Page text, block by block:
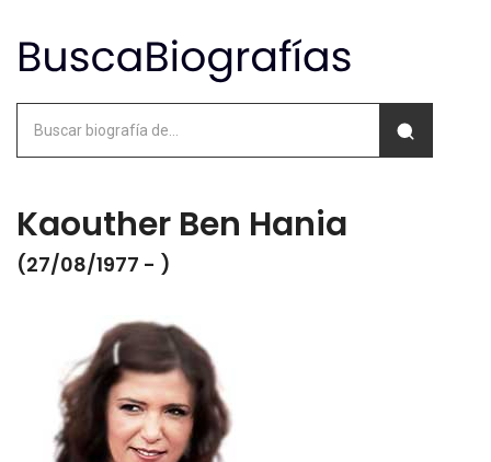
Kaouther Ben Hania
(27/08/1977 - )